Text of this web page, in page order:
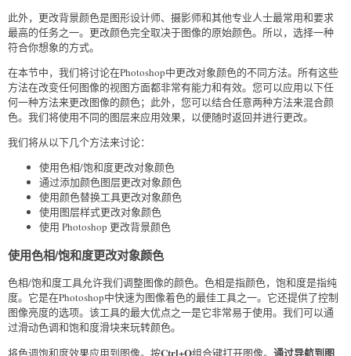
此外，更改背景颜色是图形设计师、摄影师和其他专业人士最常用和要求
最高的任务之一。更改颜色完全取决于图像的原始颜色。所以，选择一种
符合你想象的方式。
在本节中，我们将讨论在Photoshop中更改对象颜色的不同方法。所有这些
方法在改变任何图像的视图方面都非常有能力和有效。您可以应用以下任
何一种方法来更改图像的颜色；此外，您可以结合任意两种方法来混合颜
色。我们将使用不同的图层来应用效果，以便随时返回并进行更改。
我们将从以下几个方法来讨论：
使用色相/饱和度更改对象颜色
通过添加颜色图层更改对象颜色
使用颜色替换工具更改对象颜色
使用图层样式更改对象颜色
使用 Photoshop 更改背景颜色
使用色相/饱和度更改对象颜色
色相/饱和度工具允许我们调整图像的颜色。色相是指颜色，饱和度是指纯
度。它是在Photoshop中快速为图像着色的最佳工具之一。它还提供了控制
图像亮度的选项。该工具的最大优点之一是它非常易于使用。我们可以通
过滑动色调和饱和度滑块来玩转颜色。
将色调饱和度效果应用到图像。按Ctrl+O组合键打开图像。 通过导航到图